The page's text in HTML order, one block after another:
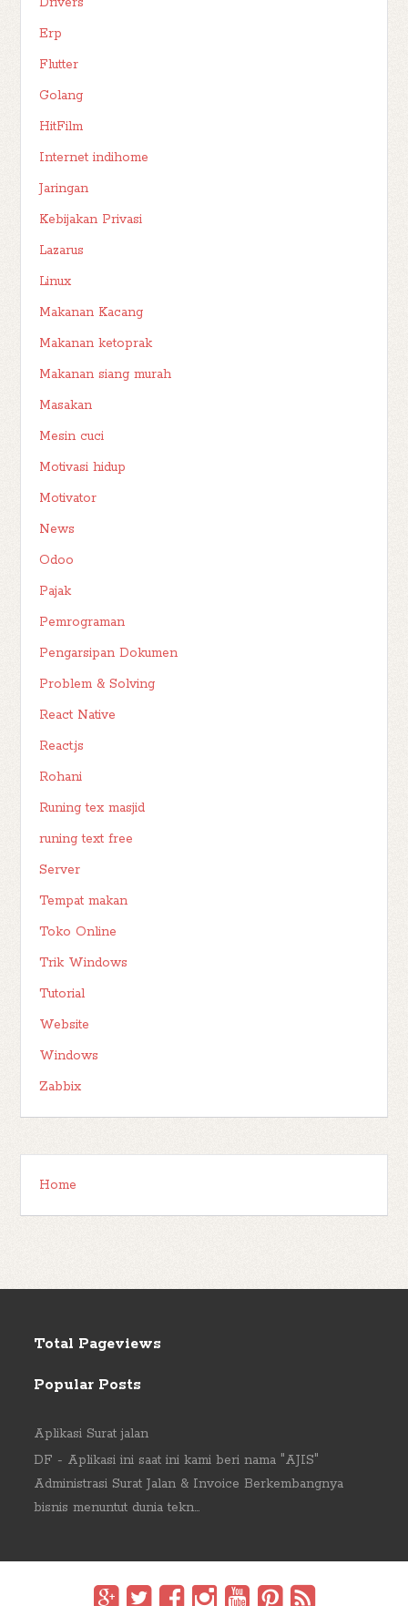
Erp
Flutter
Golang
HitFilm
Internet indihome
Jaringan
Kebijakan Privasi
Lazarus
Linux
Makanan Kacang
Makanan ketoprak
Makanan siang murah
Masakan
Mesin cuci
Motivasi hidup
Motivator
News
Odoo
Pajak
Pemrograman
Pengarsipan Dokumen
Problem & Solving
React Native
React.js
Rohani
Runing tex masjid
runing text free
Server
Tempat makan
Toko Online
Trik Windows
Tutorial
Website
Windows
Zabbix
Home
Total Pageviews
Popular Posts
Aplikasi Surat jalan
DF - Aplikasi ini saat ini kami beri nama "AJIS"
Administrasi Surat Jalan & Invoice Berkembangnya
bisnis menuntut dunia tekn...